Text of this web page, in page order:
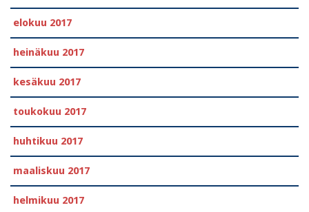
elokuu 2017
heinäkuu 2017
kesäkuu 2017
toukokuu 2017
huhtikuu 2017
maaliskuu 2017
helmikuu 2017